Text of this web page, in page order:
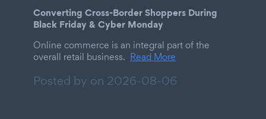
Converting Cross-Border Shoppers During
Black Friday & Cyber Monday
Online commerce is an integral part of the
overall retail business. Read More
Posted by on 2026-08-06